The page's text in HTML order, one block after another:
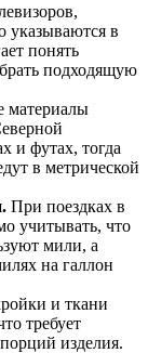
указываются в
понять
подходящую
материалы
и футах, тогда
в метрической
При поездках в
учитывать, что
мили, а
на галлон
и ткани
требует
изделия.